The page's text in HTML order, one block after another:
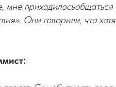
мне
Они говорили, что